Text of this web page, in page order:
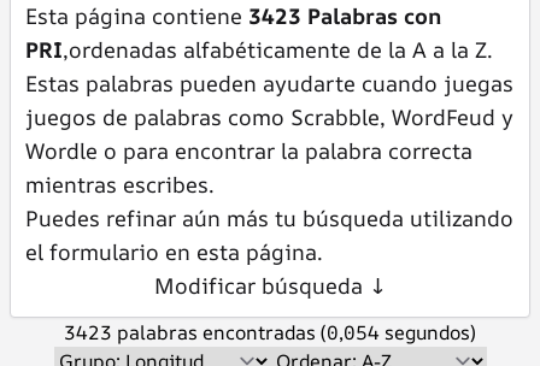
Esta página contiene 3423 Palabras con
PRI,ordenadas alfabéticamente de la A a la Z.
Estas palabras pueden ayudarte cuando juegas
juegos de palabras como Scrabble, WordFeud y
Wordle o para encontrar la palabra correcta
mientras escribes.
Puedes refinar aún más tu búsqueda utilizando
el formulario en esta página.
Modificar búsqueda ↓
3423 palabras encontradas (0,054 segundos)